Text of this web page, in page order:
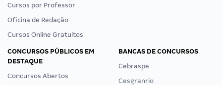
Cursos por Professor
Oficina de Redação
Cursos Online Gratuitos
CONCURSOS PÚBLICOS EM
DESTAQUE
Concursos Abertos
BANCAS DE CONCURSOS
Cebraspe
Cesgranrio